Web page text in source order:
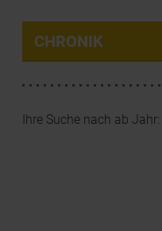
CHRONIK
Ihre Suche nach ab Jahr: